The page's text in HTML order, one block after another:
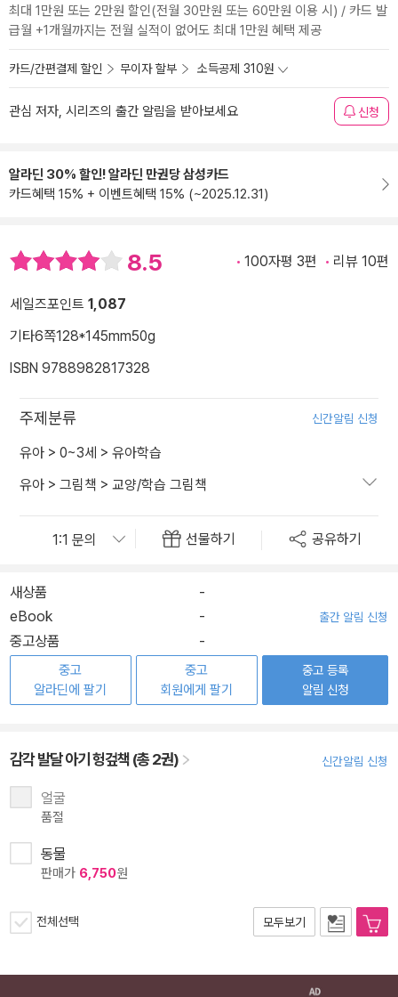
최대 1만원 또는 2만원 할인(전월 30만원 또는 60만원 이용 시) / 카드 발
급월 +1개월까지는 전월 실적이 없어도 최대 1만원 혜택 제공
카드/간편결제 할인 무이자 할부 소득공제 310원
관심 저자, 시리즈의 출간 알림을 받아보세요 신청
알라딘 30% 할인! 알라딘 만권당 삼성카드
카드혜택 15% + 이벤트혜택 15% (~2025.12.31)
8.5 100자평 3편 리뷰 10편
세일즈포인트 1,087
기타6쪽128*145mm50g
ISBN 9788982817328
주제분류 신간알림 신청
유아 > 0~3세 > 유아학습
유아 > 그림책 > 교양/학습 그림책
선물하기 공유하기
새상품
-
eBook
- 출간 알림 신청
중고상품 -
중고
알라딘에 팔기
중고
회원에게 팔기
중고 등록
알림 신청
감각 발달 아기 헝겊책 (총 2권) 신간알림 신청
얼굴
품절
동물
판매가 6,750원
전체선택 모두보기